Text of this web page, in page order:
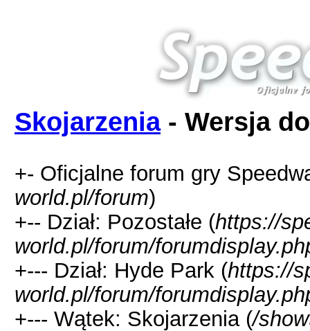
Skojarzenia- Wersja
+- Oficjalne forum gry
world.pl/forum)
+-- Dział: Pozostałe (https://
world.pl/forum/
+--- Dział: Hyde Park (https://
world.pl/forum/
+--- Wątek: Skojarzenia (/